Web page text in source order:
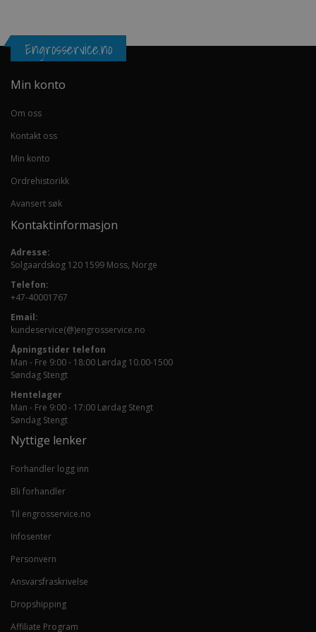
Engrosservice.no
Min konto
Om oss
Kontakt oss
Min konto
Ordrehistorikk
Avansert søk
Kontaktinformasjon
Adresse:
Solgaardskog 120 1599 Moss, Norge
Telefon:
+47-40001767
Email:
kundeservice(@)engrosservice.no
Åpningstider telefon
Man - Fre 9:00 - 18:00 Lørdag 10.00-1500
Søndag Stengt
Hentelager
Man - Fre 9:00 - 17:00 Lørdag Stengt
Søndag Stengt
Nyttige lenker
Forhandler logg inn
Bli forhandler
Til engrosservice.no
Infosenter
Personvern
Ansvarsfraskrivelse
Dropshipping
Affiliate Program